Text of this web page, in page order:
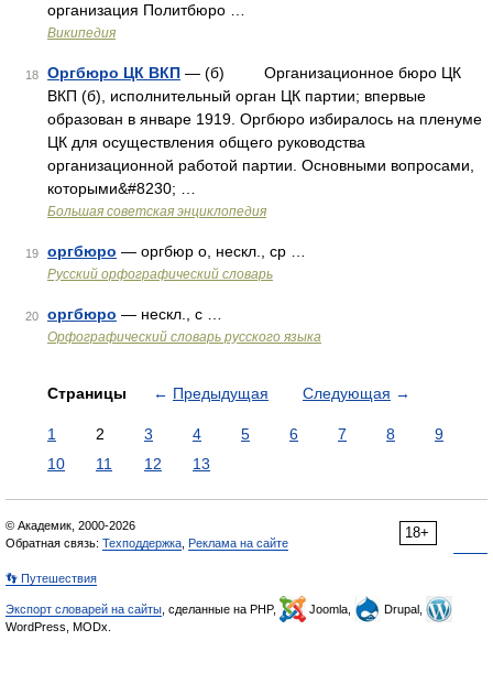
организация Политбюро …
Википедия
18 Оргбюро ЦК ВКП — (б) Организационное бюро ЦК
ВКП (б), исполнительный орган ЦК партии; впервые
образован в январе 1919. Оргбюро избиралось на пленуме
ЦК для осуществления общего руководства
организационной работой партии. Основными вопросами,
которыми&#8230; …
Большая советская энциклопедия
19 оргбюро — оргбюр о, нескл., ср …
Русский орфографический словарь
20 оргбюро — нескл., с …
Орфографический словарь русского языка
Страницы ← Предыдущая Следующая →
1 2 3 4 5 6 7 8
9
10
11 12 13
18+
© Академик, 2000-2026
Обратная связь: Техподдержка Реклама на сайте
👣 Путешествия
Экспорт словарей на сайты , сделанные на PHP, Joomla,
Drupal,
WordPress, MODx.